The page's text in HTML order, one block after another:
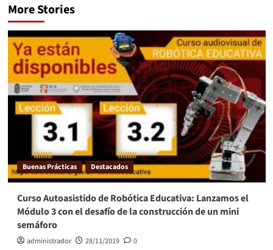
More Stories
Buenas Prácticas Destacados
Curso Autoasistido de Robótica Educativa: Lanzamos el
Módulo 3 con el desafío de la construcción de un mini
semáforo
administrador 28/11/2019 0